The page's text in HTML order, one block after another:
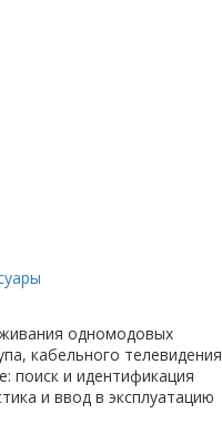
одномодовых
кабельного телевидения
поиск и идентификация
и ввод в эксплуатацию